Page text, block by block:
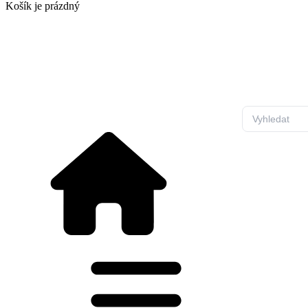
Košík je prázdný